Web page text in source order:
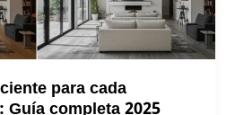
para cada
Guía completa 2025